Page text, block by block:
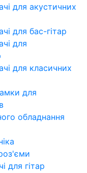
для акустичних
для бас-гітар
для
для класичних
для
обладнання
для гітар